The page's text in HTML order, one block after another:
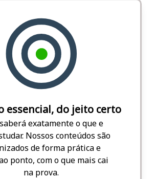
essencial, do jeito certo
exatamente o que e
Nossos conteúdos são
de forma prática e
ponto, com o que mais cai
na prova.